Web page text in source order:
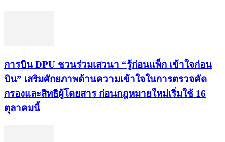
การบิน DPU ชวนร่วมเสวนา “รู้ก่อนแพ็ก เข้าใจก่อน
บิน” เสริมศักยภาพด้านความเข้าใจในการตรวจคัด
กรองและสิทธิผู้โดยสาร ก่อนกฎหมายใหม่เริ่มใช้ 16
ตุลาคมนี้